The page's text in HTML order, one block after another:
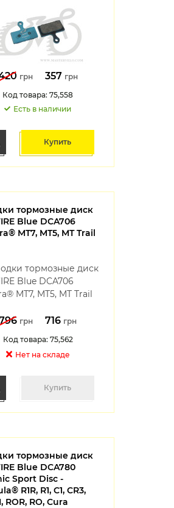
грн 357 грн
Код товара: 75,558
Есть в наличии
Купить
тормозные диск
Blue DCA706
MT7, MT5, MT Trail
грн 716 грн
Код товара: 75,562
Нет на cкладе
Купить
тормозные диск
Blue DCA780
Sport Disc -
R1R, R1, C1, CR3,
ROR, RO, Cura